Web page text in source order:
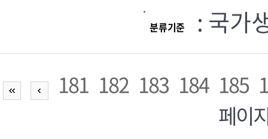
분류기준 : 국가
181 182 183 184 185
페이